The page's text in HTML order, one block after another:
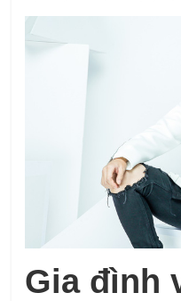
Gia đình